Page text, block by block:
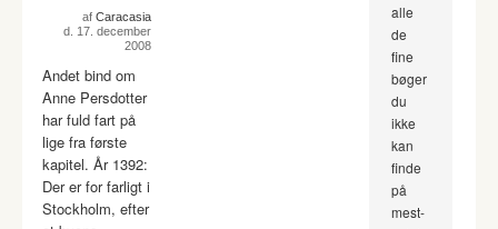
af Caracasia
d. 17. december
2008
Andet bind om
Anne Persdotter
har fuld fart på
lige fra første
kapitel. År 1392:
Der er for farligt i
Stockholm, efter
alle
de
fine
bøger
du
ikke
kan
finde
på
mest-